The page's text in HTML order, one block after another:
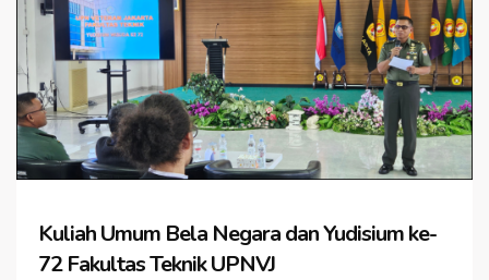
Kuliah Umum Bela Negara dan Yudisium ke-
72 Fakultas Teknik UPNVJ